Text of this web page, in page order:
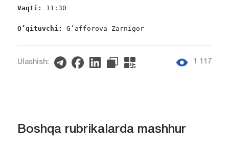
Vaqti: 11:30
O’qituvchi: G’afforova Zarnigor
Ulashish: 1 117
Boshqa rubrikalarda mashhur